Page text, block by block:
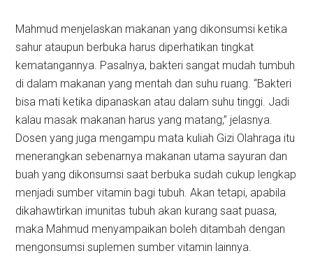
Mahmud menjelaskan makanan yang dikonsumsi ketika
sahur ataupun berbuka harus diperhatikan tingkat
kematangannya. Pasalnya, bakteri sangat mudah tumbuh
di dalam makanan yang mentah dan suhu ruang. “Bakteri
bisa mati ketika dipanaskan atau dalam suhu tinggi. Jadi
kalau masak makanan harus yang matang,” jelasnya.
Dosen yang juga mengampu mata kuliah Gizi Olahraga itu
menerangkan sebenarnya makanan utama sayuran dan
buah yang dikonsumsi saat berbuka sudah cukup lengkap
menjadi sumber vitamin bagi tubuh. Akan tetapi, apabila
dikahawtirkan imunitas tubuh akan kurang saat puasa,
maka Mahmud menyampaikan boleh ditambah dengan
mengonsumsi suplemen sumber vitamin lainnya.